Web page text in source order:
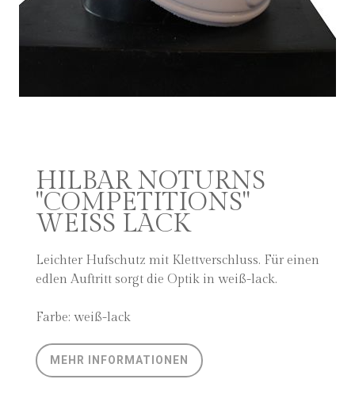
HILBAR NOTURNS
"COMPETITIONS"
WEISS LACK
Leichter Hufschutz mit Klettverschluss. Für einen
edlen Auftritt sorgt die Optik in weiß-lack.
Farbe: weiß-lack
MEHR INFORMATIONEN